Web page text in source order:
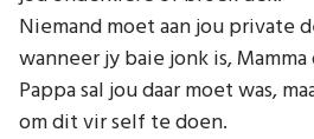
Niemand moet aan jou private
wanneer jy baie jonk is, Mamma
Pappa sal jou daar moet was,
om dit vir self te doen.